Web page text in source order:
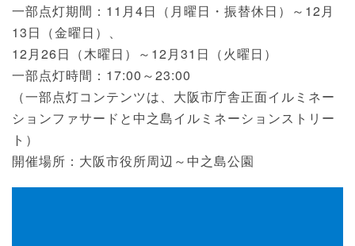
一部点灯期間：11月4日（月曜日・振替休日）～12月
13日（金曜日）、
12月26日（木曜日）～12月31日（火曜日）
一部点灯時間：17:00～23:00
（一部点灯コンテンツは、大阪市庁舎正面イルミネー
ションファサードと中之島イルミネーションストリー
ト）
開催場所：大阪市役所周辺～中之島公園